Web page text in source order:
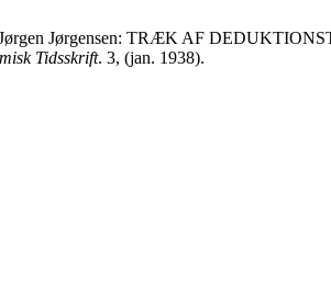
Jørgen Jørgensen: TRÆK AF
Tidsskrift. 3, (jan. 1938).